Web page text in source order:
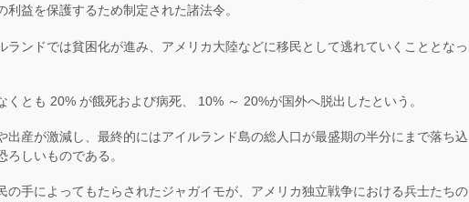
利益を保護するため制定された諸法令。
ランドでは貧困化が進み、アメリカ大陸などに移民として逃れていくこととなっ
くとも 20% が餓死および病死、 10% ～ 20%が国外へ脱出したという。
出産が激減し、最終的にはアイルランド島の総人口が最盛期の半分にまで落ち込
ろしいものである。
の手によってもたらされたジャガイモが、アメリカ独立戦争における兵士たちの